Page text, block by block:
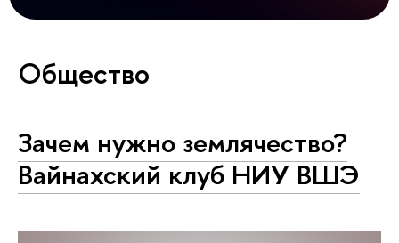
Общество
Зачем нужно землячество?
Вайнахский клуб НИУ ВШЭ